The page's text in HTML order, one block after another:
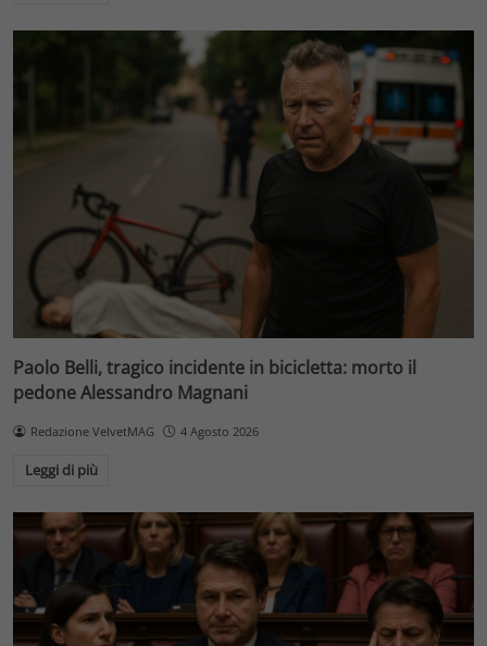
Paolo Belli, tragico incidente in bicicletta: morto il
pedone Alessandro Magnani
Redazione VelvetMAG 4 Agosto 2026
Leggi di più